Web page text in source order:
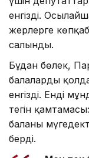
енгізді.
жерлерге
салынды.
Бұдан бөлек,
балаларды
енгізді. Енді
тегін
баланы
берді.